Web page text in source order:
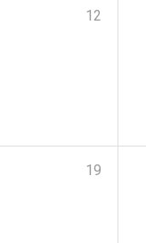
12
19